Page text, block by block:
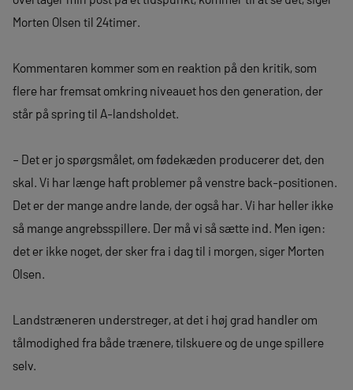
Morten Olsen til 24timer.
Kommentaren kommer som en reaktion på den kritik, som
flere har fremsat omkring niveauet hos den generation, der
står på spring til A-landsholdet.
– Det er jo spørgsmålet, om fødekæden producerer det, den
skal. Vi har længe haft problemer på venstre back-positionen.
Det er der mange andre lande, der også har. Vi har heller ikke
så mange angrebsspillere. Der må vi så sætte ind. Men igen:
det er ikke noget, der sker fra i dag til i morgen, siger Morten
Olsen.
Landstræneren understreger, at det i høj grad handler om
tålmodighed fra både trænere, tilskuere og de unge spillere
selv.